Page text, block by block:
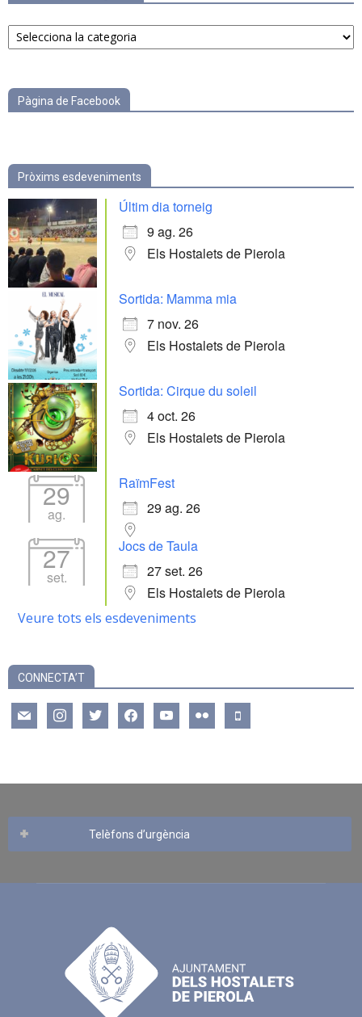
Notícies
per
Pàgina de Facebook
Pròxims esdeveniments
Últim dia torneig
9 ag. 26
Els Hostalets de Pierola
Sortida: Mamma mia
7 nov. 26
Els Hostalets de Pierola
Sortida: Cirque du soleil
4 oct. 26
Els Hostalets de Pierola
29
ag.
RaïmFest
29 ag. 26
27
set.
Jocs de Taula
27 set. 26
Els Hostalets de Pierola
Veure tots els esdeveniments
CONNECTA’T
mail instagramtwitter facebookyoutube flickr mobile
Telèfons d’urgència